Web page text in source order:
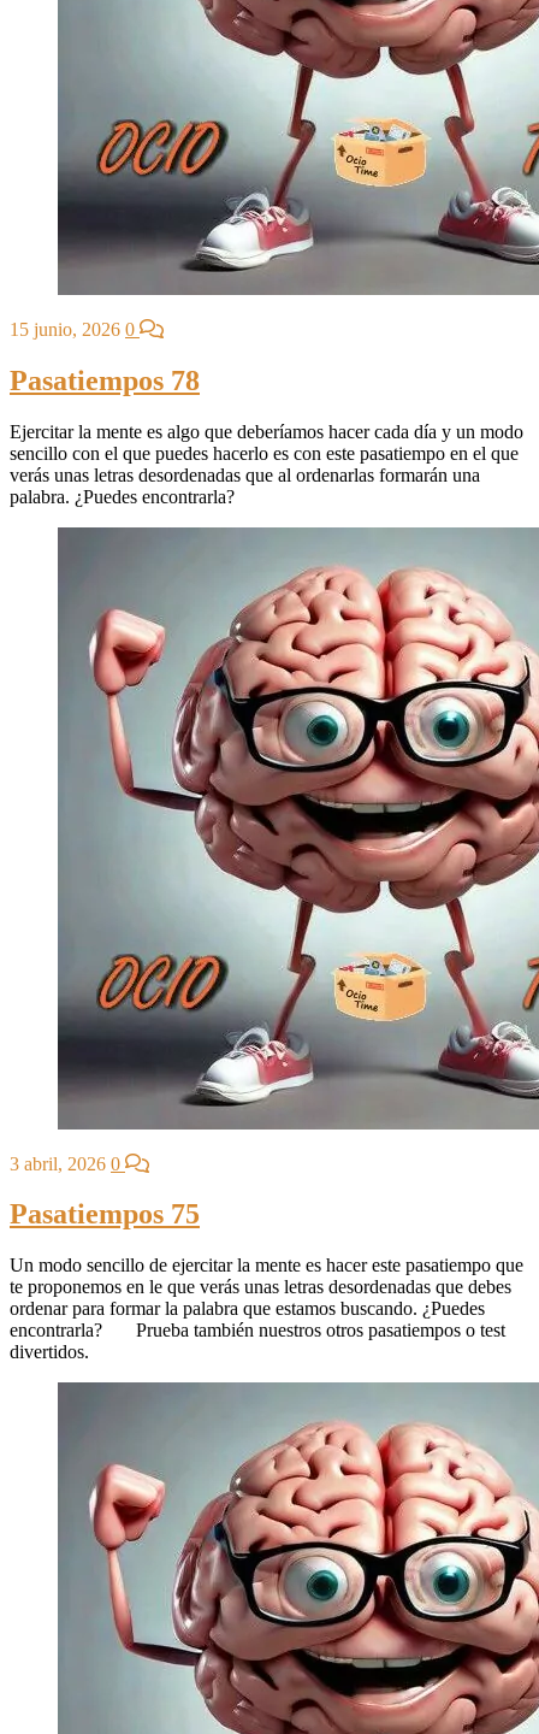
15 junio, 2026 0
Pasatiempos 78
Ejercitar la mente es algo que deberíamos hacer cada día y un modo
sencillo con el que puedes hacerlo es con este pasatiempo en el que
verás unas letras desordenadas que al ordenarlas formarán una
palabra. ¿Puedes encontrarla?
3 abril, 2026 0
Pasatiempos 75
Un modo sencillo de ejercitar la mente es hacer este pasatiempo que
te proponemos en le que verás unas letras desordenadas que debes
ordenar para formar la palabra que estamos buscando. ¿Puedes
encontrarla? Prueba también nuestros otros pasatiempos o test
divertidos.